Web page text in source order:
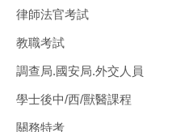
律師法官考試
教職考試
調查局.國安局.外交人員
學士後中/西/獸醫課程
關務特考